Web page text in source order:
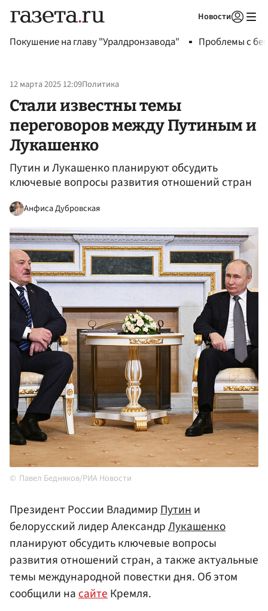
Новости
Покушение на главу "Уралдронзавода" Проблемы с
12 марта 2025 12:09Политика
Стали известны темы
переговоров между Путиным и
Лукашенко
Путин и Лукашенко планируют обсудить
ключевые вопросы развития отношений стран
Анфиса Дубровская
Павел Бедняков/РИА Новости
Президент России ВладимирПутини
белорусский лидер АлександрЛукашенко
планируют обсудить ключевые вопросы
развития отношений стран, а также актуальные
темы международной повестки дня. Об этом
сообщили насайтеКремля.